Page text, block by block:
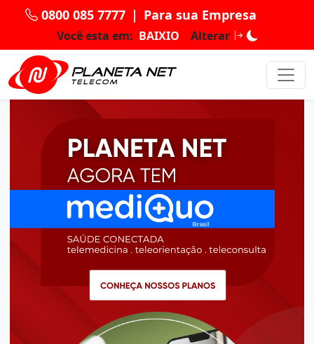
0800 085 7777 | Para sua Empresa
Você esta em: BAIXIO Alterar